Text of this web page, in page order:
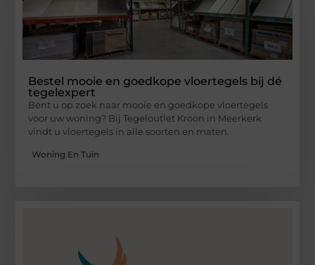
Bestel mooie en goedkope vloertegels bij dé
tegelexpert
Bent u op zoek naar mooie en goedkope vloertegels
voor uw woning? Bij Tegeloutlet Kroon in Meerkerk
vindt u vloertegels in alle soorten en maten.
Woning En Tuin